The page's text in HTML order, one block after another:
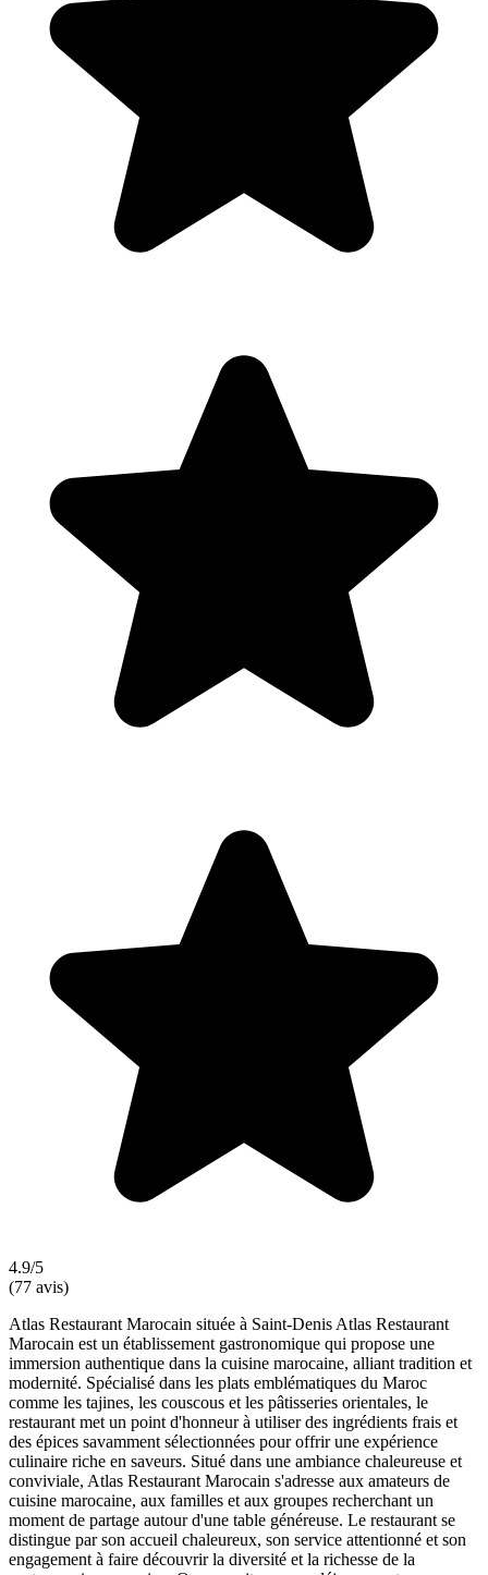
4.9/5
(77 avis)
Atlas Restaurant Marocain située à Saint-Denis Atlas Restaurant
Marocain est un établissement gastronomique qui propose une
immersion authentique dans la cuisine marocaine, alliant tradition et
modernité. Spécialisé dans les plats emblématiques du Maroc
comme les tajines, les couscous et les pâtisseries orientales, le
restaurant met un point d'honneur à utiliser des ingrédients frais et
des épices savamment sélectionnées pour offrir une expérience
culinaire riche en saveurs. Situé dans une ambiance chaleureuse et
conviviale, Atlas Restaurant Marocain s'adresse aux amateurs de
cuisine marocaine, aux familles et aux groupes recherchant un
moment de partage autour d'une table généreuse. Le restaurant se
distingue par son accueil chaleureux, son service attentionné et son
engagement à faire découvrir la diversité et la richesse de la